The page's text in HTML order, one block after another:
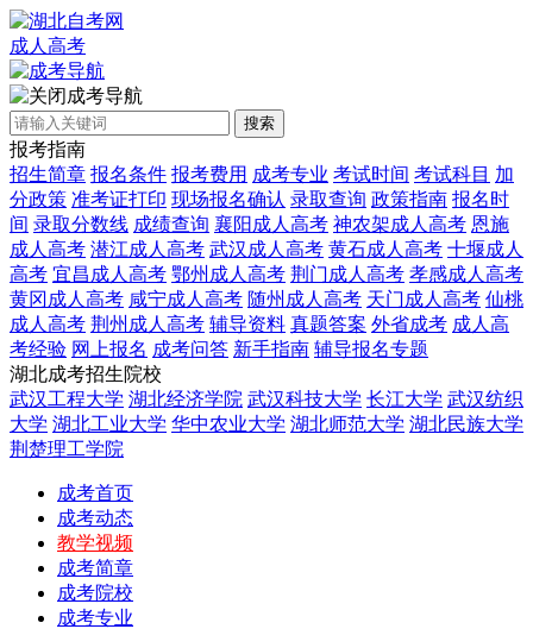
成人高考
成考导航
搜索
报考指南
招生简章 报名条件 报考费用 成考专业 考试时间 考试科目 加
分政策 准考证打印 现场报名确认 录取查询 政策指南 报名时
间 录取分数线 成绩查询 襄阳成人高考 神农架成人高考 恩施
成人高考 潜江成人高考 武汉成人高考 黄石成人高考 十堰成人
高考 宜昌成人高考 鄂州成人高考 荆门成人高考 孝感成人高考
黄冈成人高考 咸宁成人高考 随州成人高考 天门成人高考 仙桃
成人高考 荆州成人高考 辅导资料 真题答案 外省成考 成人高
考经验 网上报名 成考问答 新手指南 辅导报名专题
湖北成考招生院校
武汉工程大学 湖北经济学院 武汉科技大学 长江大学 武汉纺织
大学 湖北工业大学 华中农业大学 湖北师范大学 湖北民族大学
荆楚理工学院
成考首页
成考动态
教学视频
成考简章
成考院校
成考专业